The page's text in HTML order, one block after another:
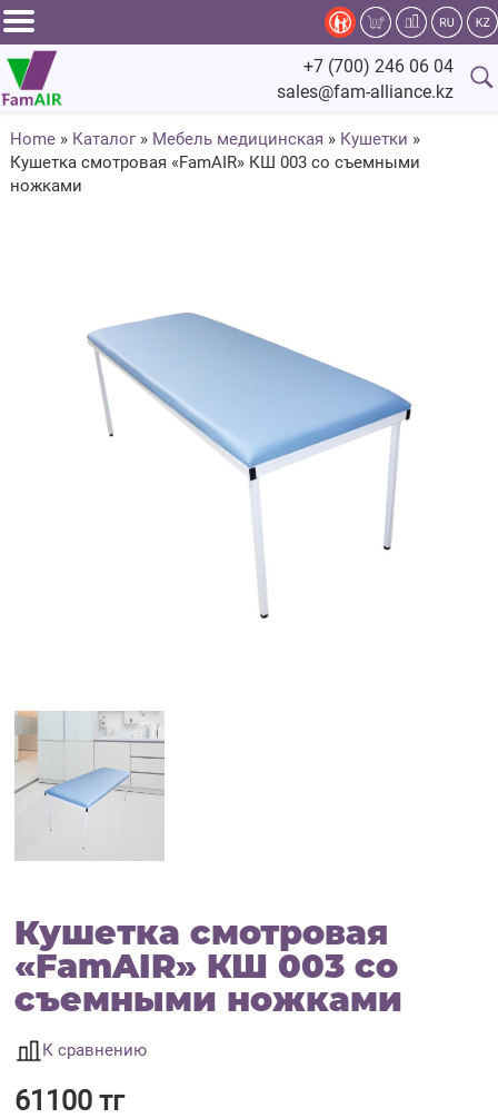
Задать
вопрос
специалисту
Главная
Производство
+7 (700) 246 06 04
sales@fam-alliance.kz
Home » Каталог » Мебель медицинская » Кушетки »
Кушетка смотровая «FamAIR» КШ 003 со съемными
ножками
Кушетка смотровая
«FamAIR» КШ 003 со
съемными ножками
К сравнению
61100 тг